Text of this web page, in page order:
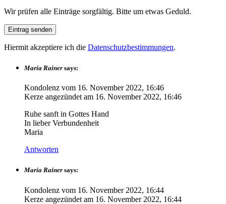
Wir prüfen alle Einträge sorgfältig. Bitte um etwas Geduld.
Hiermit akzeptiere ich die Datenschutzbestimmungen.
Maria Rainer says:
Kondolenz vom 16. November 2022, 16:46
Kerze angezündet am 16. November 2022, 16:46
Ruhe sanft in Gottes Hand
In lieber Verbundenheit
Maria
Antworten
Maria Rainer says:
Kondolenz vom 16. November 2022, 16:44
Kerze angezündet am 16. November 2022, 16:44